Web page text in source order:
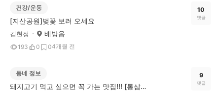
건강/운동
[지산공원]벚꽃 보러 오세요
김현정 배방읍
193 0 04개월 전
10
댓글
동네 정보
돼지고기 먹고 싶으면 꼭 가는 맛집!!! [통삼국 본점]
9
댓글